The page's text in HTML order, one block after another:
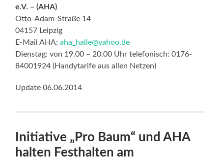
e.V. – (AHA)
Otto-Adam-Straße 14
04157 Leipzig
E-Mail AHA:aha_halle@yahoo.de
Dienstag: von 19.00 – 20.00 Uhr telefonisch: 0176-
84001924 (Handytarife aus allen Netzen)
Update 06.06.2014
Initiative „Pro Baum“ und AHA
halten Festhalten am